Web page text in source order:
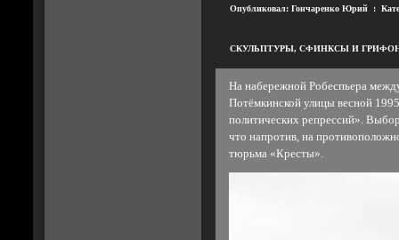
Опубликовал: Гончаренко Юрий :
СКУЛЬПТУРЫ, СФИНКСЫ И
На набережной Робеспьера
Потёмкинской улицы весной
политических репрессий».
что напротив, на
тюрьма «Кресты».